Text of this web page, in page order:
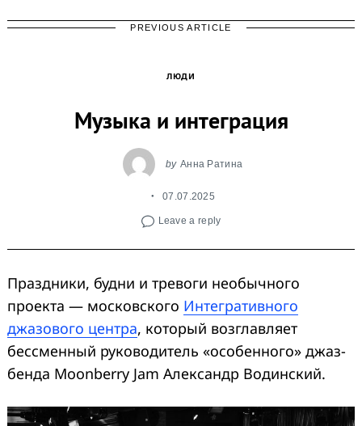
PREVIOUS ARTICLE
ЛЮДИ
Музыка и интеграция
by Анна Ратина
07.07.2025
Leave a reply
Праздники, будни и тревоги необычного
проекта — московского Интегративного
джазового центра, который возглавляет
бессменный руководитель «особенного» джаз-
бенда Moonberry Jam Александр Водинский.